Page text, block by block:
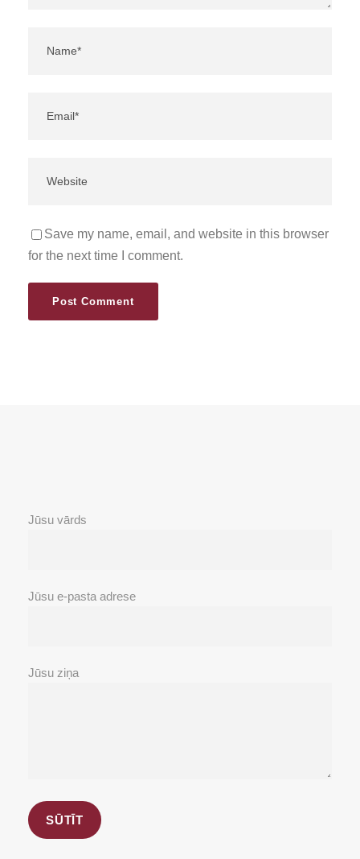
Save my name, email, and website in this browser
for the next time I comment.
Jūsu vārds
Jūsu e-pasta adrese
Jūsu ziņa